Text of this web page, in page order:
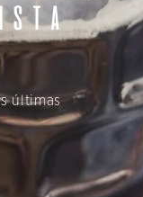
últimas